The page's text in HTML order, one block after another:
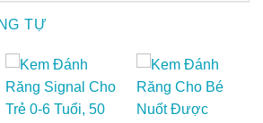
TỰ